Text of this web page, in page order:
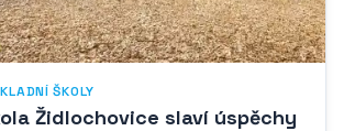
ŠKOLY
Židlochovice slaví úspěchy